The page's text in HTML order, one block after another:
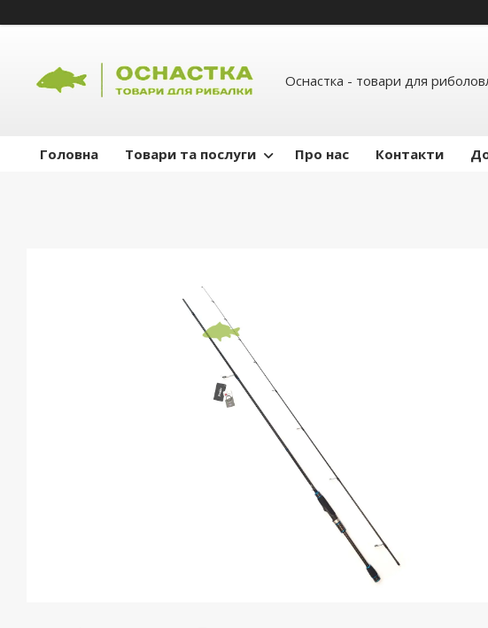
Оснастка - товари для
Головна Товари та послуги Про нас Контакти